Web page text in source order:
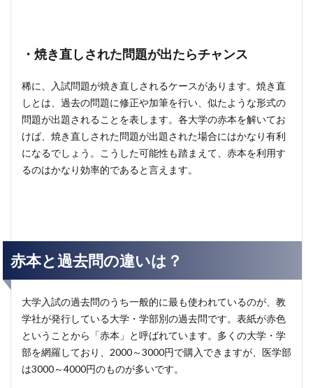
・ 焼き直しされた問題が出たらチャンス
稀に、入試問題が焼き直しされるケースがあります。焼き直
しとは、過去の問題に修正や加筆を行い、似たような形式の
問題が出題されることを表します。各大学の赤本を解いてお
けば、焼き直しされた問題が出題された場合にはかなり有利
になるでしょう。こうした可能性も踏まえて、赤本を利用す
るのはかなり効率的であると言えます。
赤本と過去問の違いは？
大学入試の過去問のうち一般的に最も使われているのが、教
学社が発行している大学・学部別の過去問です。表紙が赤色
ということから「赤本」と呼ばれています。多くの大学・学
部を網羅しており、2000～3000円で購入できますが、医学部
は3000～4000円のものが多いです。